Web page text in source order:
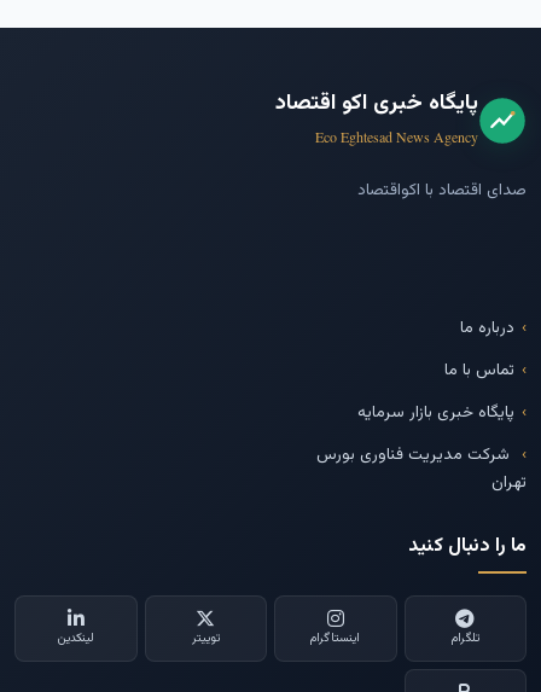
پایگاه خبری اکو اقتصاد
Eco Eghtesad News Agency
صدای اقتصاد با اکواقتصاد
درباره ما
تماس با ما
پایگاه خبری بازار سرمایه
شرکت مدیریت فناوری بورس
تهران
ما را دنبال کنید
تلگرام اینستاگرام توییتر لینکدین